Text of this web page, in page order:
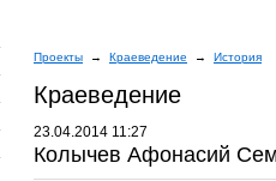
Проекты → Краеведение → История
Краеведение
23.04.2014 11:27
Колычев Афонасий